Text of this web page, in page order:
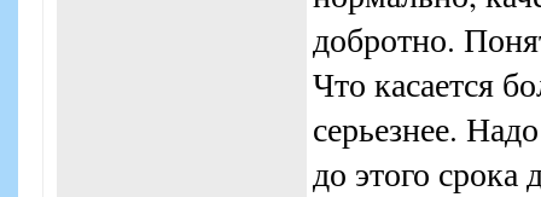
добротно.
Что касается
серьезнее.
до этого срока